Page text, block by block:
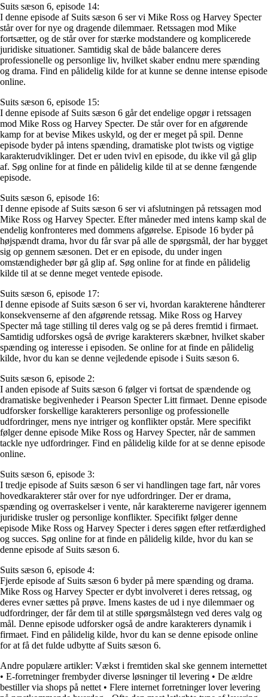
Suits sæson 6, episode 14:
I denne episode af Suits sæson 6 ser vi Mike Ross og Harvey Specter
står over for nye og dragende dilemmaer. Retssagen mod Mike
fortsætter, og de står over for stærke modstandere og komplicerede
juridiske situationer. Samtidig skal de både balancere deres
professionelle og personlige liv, hvilket skaber endnu mere spænding
og drama. Find en pålidelig kilde for at kunne se denne intense episode
online.
Suits sæson 6, episode 15:
I denne episode af Suits sæson 6 går det endelige opgør i retssagen
mod Mike Ross og Harvey Specter. De står over for en afgørende
kamp for at bevise Mikes uskyld, og der er meget på spil. Denne
episode byder på intens spænding, dramatiske plot twists og vigtige
karakterudviklinger. Det er uden tvivl en episode, du ikke vil gå glip
af. Søg online for at finde en pålidelig kilde til at se denne fængende
episode.
Suits sæson 6, episode 16:
I denne episode af Suits sæson 6 ser vi afslutningen på retssagen mod
Mike Ross og Harvey Specter. Efter måneder med intens kamp skal de
endelig konfronteres med dommens afgørelse. Episode 16 byder på
højspændt drama, hvor du får svar på alle de spørgsmål, der har bygget
sig op gennem sæsonen. Det er en episode, du under ingen
omstændigheder bør gå glip af. Søg online for at finde en pålidelig
kilde til at se denne meget ventede episode.
Suits sæson 6, episode 17:
I denne episode af Suits sæson 6 ser vi, hvordan karakterene håndterer
konsekvenserne af den afgørende retssag. Mike Ross og Harvey
Specter må tage stilling til deres valg og se på deres fremtid i firmaet.
Samtidig udforskes også de øvrige karakterers skæbner, hvilket skaber
spænding og interesse i episoden. Se online for at finde en pålidelig
kilde, hvor du kan se denne vejledende episode i Suits sæson 6.
Suits sæson 6, episode 2:
I anden episode af Suits sæson 6 følger vi fortsat de spændende og
dramatiske begivenheder i Pearson Specter Litt firmaet. Denne episode
udforsker forskellige karakterers personlige og professionelle
udfordringer, mens nye intriger og konflikter opstår. Mere specifikt
følger denne episode Mike Ross og Harvey Specter, når de sammen
tackle nye udfordringer. Find en pålidelig kilde for at se denne episode
online.
Suits sæson 6, episode 3:
I tredje episode af Suits sæson 6 ser vi handlingen tage fart, når vores
hovedkarakterer står over for nye udfordringer. Der er drama,
spænding og overraskelser i vente, når karaktererne navigerer igennem
juridiske trusler og personlige konflikter. Specifikt følger denne
episode Mike Ross og Harvey Specter i deres søgen efter retfærdighed
og succes. Søg online for at finde en pålidelig kilde, hvor du kan se
denne episode af Suits sæson 6.
Suits sæson 6, episode 4:
Fjerde episode af Suits sæson 6 byder på mere spænding og drama.
Mike Ross og Harvey Specter er dybt involveret i deres retssag, og
deres evner sættes på prøve. Imens kastes de ud i nye dilemmaer og
udfordringer, der får dem til at stille spørgsmålstegn ved deres valg og
mål. Denne episode udforsker også de andre karakterers dynamik i
firmaet. Find en pålidelig kilde, hvor du kan se denne episode online
for at få det fulde udbytte af Suits sæson 6.
Andre populære artikler: Vækst i fremtiden skal ske gennem internettet
• E-forretninger frembyder diverse løsninger til levering • De ældre
bestiller via shops på nettet • Flere internet forretninger lover levering